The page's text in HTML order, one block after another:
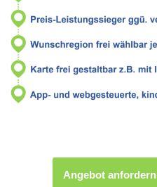
Angebot anfordern